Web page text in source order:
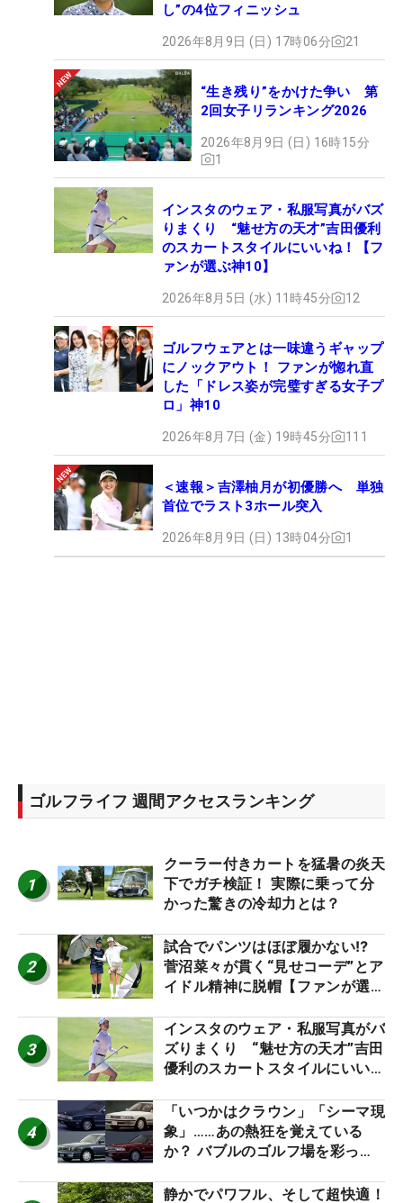
し”の4位フィニッシュ
2026年8月9日 (日) 17時06分 21
“生き残り”をかけた争い 第
2回女子リランキング2026
2026年8月9日 (日) 16時15分
1
インスタのウェア・私服写真がバズ
りまくり “魅せ方の天才”吉田優利
のスカートスタイルにいいね！【フ
ァンが選ぶ神10】
2026年8月5日 (水) 11時45分 12
ゴルフウェアとは一味違うギャップ
にノックアウト！ ファンが惚れ直
した「ドレス姿が完璧すぎる女子プ
ロ」神10
2026年8月7日 (金) 19時45分 111
＜速報＞吉澤柚月が初優勝へ 単独
首位でラスト3ホール突入
2026年8月9日 (日) 13時04分 1
ゴルフライフ 週間アクセスランキング
1
クーラー付きカートを猛暑の炎天
下でガチ検証！ 実際に乗って分
かった驚きの冷却力とは？
2
試合でパンツはほぼ履かない⁉
菅沼菜々が貫く“見せコーデ”とア
イドル精神に脱帽【ファンが選ぶ
3
インスタのウェア・私服写真がバ
ズりまくり “魅せ方の天才”吉田
優利のスカートスタイルにいい
4
「いつかはクラウン」「シーマ現
象」……あの熱狂を覚えている
か？ バブルのゴルフ場を彩った
静かでパワフル、そして超快適！